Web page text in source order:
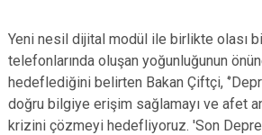
Yeni nesil dijital modül ile birlikte olası
telefonlarında oluşan yoğunluğunun
hedeflediğini belirten Bakan Çiftçi,
doğru bilgiye erişim sağlamayı ve afet
krizini çözmeyi hedefliyoruz. 'Son